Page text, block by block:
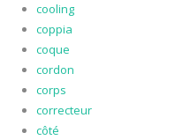
cooling
coppia
coque
cordon
corps
correcteur
côté